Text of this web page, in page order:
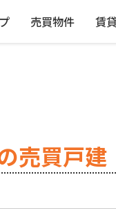
売買物件 賃
売買戸建